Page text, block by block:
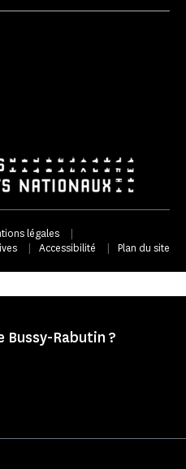
légales
|
| Accessibilité | Plan du site
Bussy-Rabutin ?